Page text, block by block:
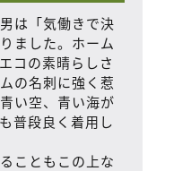
は「気働きで決
ました。ホーム
コの素晴らしさ
の名刺に強く惹
い空、青い海が
普段良く着用し
こともこの上な